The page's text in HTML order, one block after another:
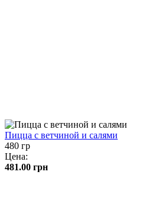
Пицца с ветчиной и салями
480 гр
Цена:
481.00 грн